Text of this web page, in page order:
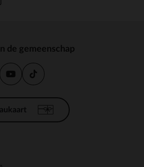
de gemeenschap